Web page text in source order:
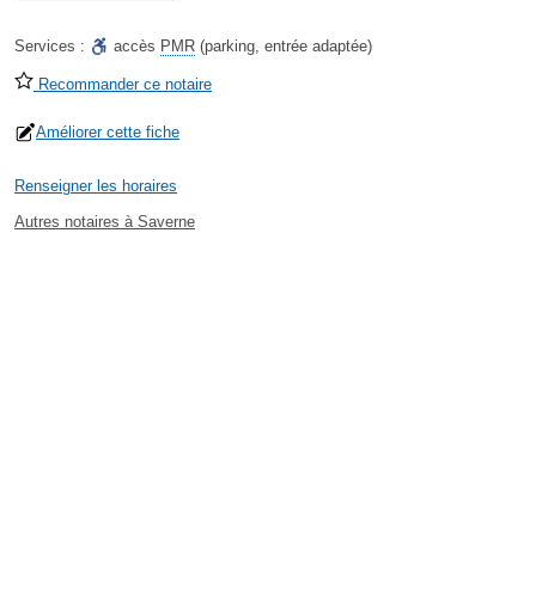
Services : accès PMR (parking, entrée adaptée)
Recommander ce notaire
Améliorer cette fiche
Renseigner les horaires
Autres notaires à Saverne